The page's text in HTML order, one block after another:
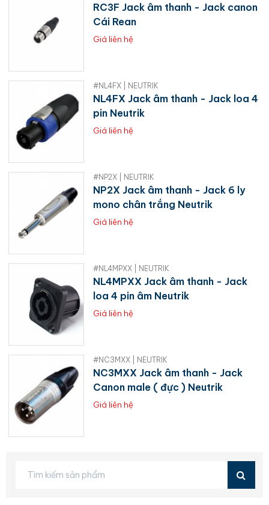
RC3F Jack âm thanh - Jack canon
Cái Rean
Giá liên hệ
#NL4FX | NEUTRIK
NL4FX Jack âm thanh - Jack loa 4
pin Neutrik
Giá liên hệ
#NP2X | NEUTRIK
NP2X Jack âm thanh - Jack 6 ly
mono chân trắng Neutrik
Giá liên hệ
#NL4MPXX | NEUTRIK
NL4MPXX Jack âm thanh - Jack
loa 4 pin âm Neutrik
Giá liên hệ
#NC3MXX | NEUTRIK
NC3MXX Jack âm thanh - Jack
Canon male ( đực ) Neutrik
Giá liên hệ